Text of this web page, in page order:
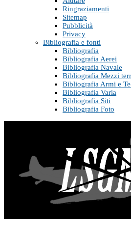
Ringraziamenti
Sitemap
Pubblicità
Privacy
Bibliografia e fonti
Bibliografia
Bibliografia Aerei
Bibliografia Navale
Bibliografia Mezzi
Bibliografia Armi e
Bibliografia Varia
Bibliografia Siti
Bibliografia Foto